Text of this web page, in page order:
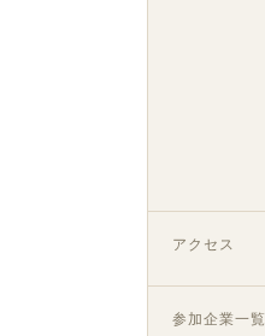
アクセス
参加企業一覧